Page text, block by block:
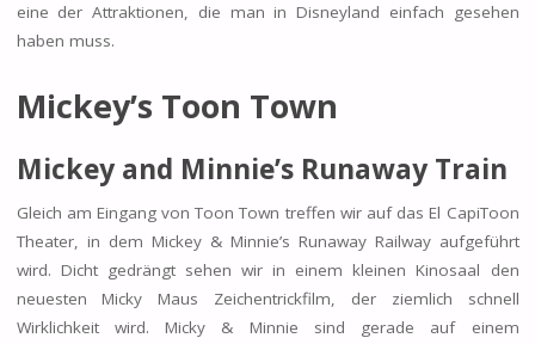
eine der Attraktionen, die man in Disneyland einfach gesehen
haben muss.
Mickey’s Toon Town
Mickey and Minnie’s Runaway Train
Gleich am Eingang von Toon Town treffen wir auf das El CapiToon
Theater, in dem Mickey & Minnie’s Runaway Railway aufgeführt
wird. Dicht gedrängt sehen wir in einem kleinen Kinosaal den
neuesten Micky Maus Zeichentrickfilm, der ziemlich schnell
Wirklichkeit wird. Micky & Minnie sind gerade auf einem